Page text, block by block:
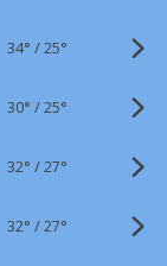
34° /25°
30° /25°
32° /27°
32° /27°